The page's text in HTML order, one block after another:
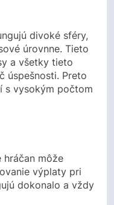
divoké sféry,
úrovnne. Tieto
a všetky tieto
úspešnosti. Preto
s vysokým počtom
hráčan môže
výplaty pri
dokonalo a vždy